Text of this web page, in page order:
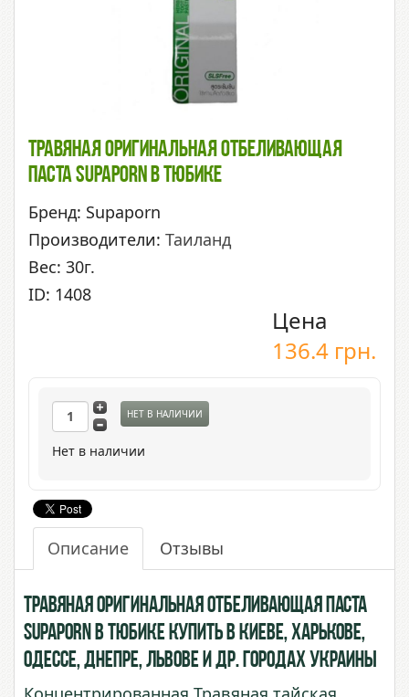
Травяная Оригинальная Отбеливающая
Паста Supaporn В Тюбике
Бренд: Supaporn
Производители: Таиланд
Вес: 30г.
ID: 1408
Цена
136.4 грн.
НЕТ В НАЛИЧИИ
Нет в наличии
Описание Отзывы
Травяная Оригинальная отбеливающая паста
Supaporn в тюбике купить в Киеве, Харькове,
Одессе, Днепре, Львове и др. городах Украины